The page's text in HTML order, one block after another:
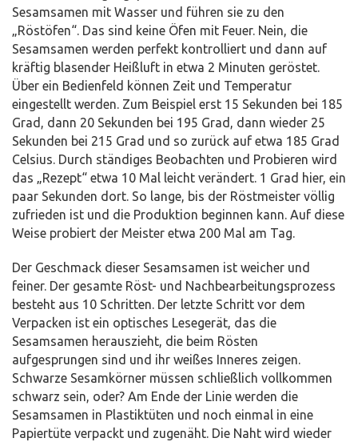
Sesamsamen mit Wasser und führen sie zu den
„Röstöfen“. Das sind keine Öfen mit Feuer. Nein, die
Sesamsamen werden perfekt kontrolliert und dann auf
kräftig blasender Heißluft in etwa 2 Minuten geröstet.
Über ein Bedienfeld können Zeit und Temperatur
eingestellt werden. Zum Beispiel erst 15 Sekunden bei 185
Grad, dann 20 Sekunden bei 195 Grad, dann wieder 25
Sekunden bei 215 Grad und so zurück auf etwa 185 Grad
Celsius. Durch ständiges Beobachten und Probieren wird
das „Rezept“ etwa 10 Mal leicht verändert. 1 Grad hier, ein
paar Sekunden dort. So lange, bis der Röstmeister völlig
zufrieden ist und die Produktion beginnen kann. Auf diese
Weise probiert der Meister etwa 200 Mal am Tag.
Der Geschmack dieser Sesamsamen ist weicher und
feiner. Der gesamte Röst- und Nachbearbeitungsprozess
besteht aus 10 Schritten. Der letzte Schritt vor dem
Verpacken ist ein optisches Lesegerät, das die
Sesamsamen herauszieht, die beim Rösten
aufgesprungen sind und ihr weißes Inneres zeigen.
Schwarze Sesamkörner müssen schließlich vollkommen
schwarz sein, oder? Am Ende der Linie werden die
Sesamsamen in Plastiktüten und noch einmal in eine
Papiertüte verpackt und zugenäht. Die Naht wird wieder